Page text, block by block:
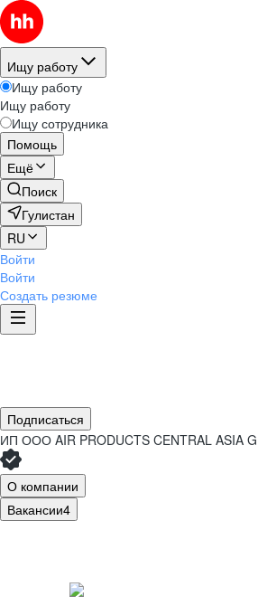
Ищу работу
Ищу работу
Ищу работу
Ищу сотрудника
Помощь
Ещё
Поиск
Гулистан
RU
Войти
Войти
Создать резюме
Подписаться
ИП ООО AIR PRODUCTS CENTRAL ASIA
О компании
Вакансии4